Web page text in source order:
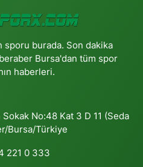
sporu burada. Son dakika
Bursa'dan tüm spor
haberleri.
No:48 Kat 3 D 11 (Seda
Bursa/Türkiye
221 0 333